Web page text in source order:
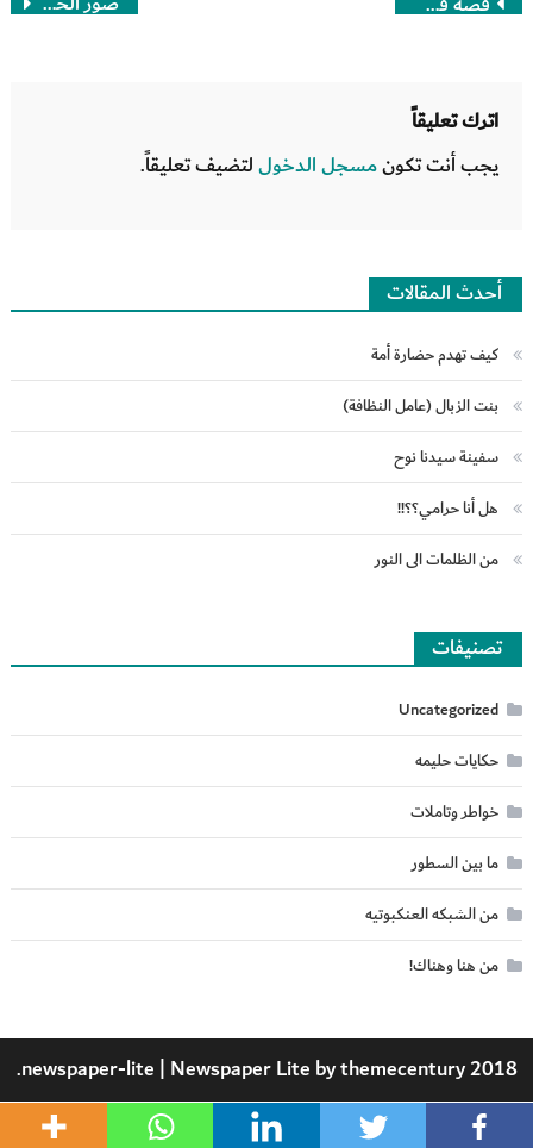
المقالات
اترك تعليقاً
يجب أنت تكونمسجل الدخوللتضيف تعليقاً.
أحدث المقالات
كيف تهدم حضارة أمة
بنت الزبال (عامل النظافة)
سفينة سيدنا نوح
هل أنا حرامي؟؟!!
من الظلمات الى النور
تصنيفات
Uncategorized
حكايات حليمه
خواطر وتاملات
ما بين السطور
من الشبكه العنكبوتيه
من هنا وهناك!
2018 newspaper-lite
| Newspaper Lite bythemecentury
.